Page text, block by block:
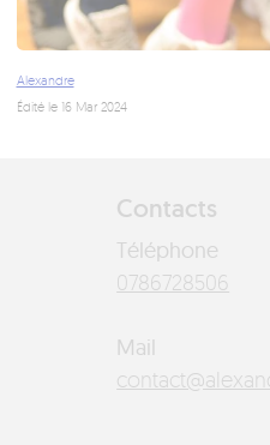
Alexandre
Édité le 16 Mar 2024
Contacts
Téléphone
6058276870
Mail